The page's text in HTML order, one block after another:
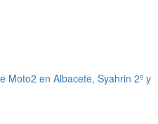
Moto2 en Albacete, Syahrin 2º y